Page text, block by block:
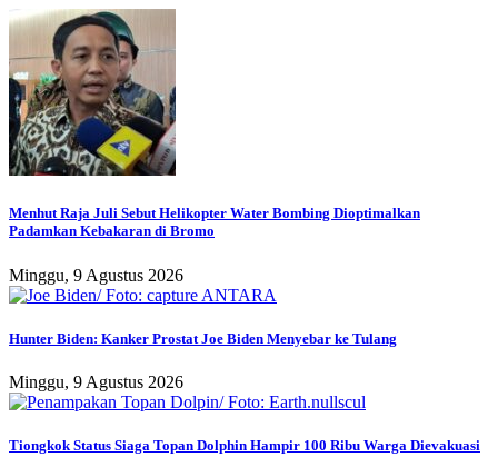
Menhut Raja Juli Sebut Helikopter Water Bombing Dioptimalkan
Padamkan Kebakaran di Bromo
Minggu, 9 Agustus 2026
Hunter Biden: Kanker Prostat Joe Biden Menyebar ke Tulang
Minggu, 9 Agustus 2026
Tiongkok Status Siaga Topan Dolphin Hampir 100 Ribu Warga Dievakuasi